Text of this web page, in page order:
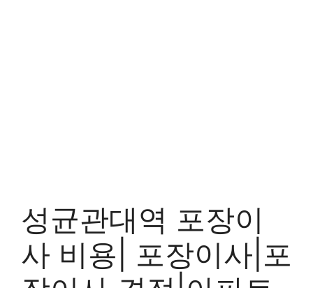
성균관대역 포장이
사 비용| 포장이사|포